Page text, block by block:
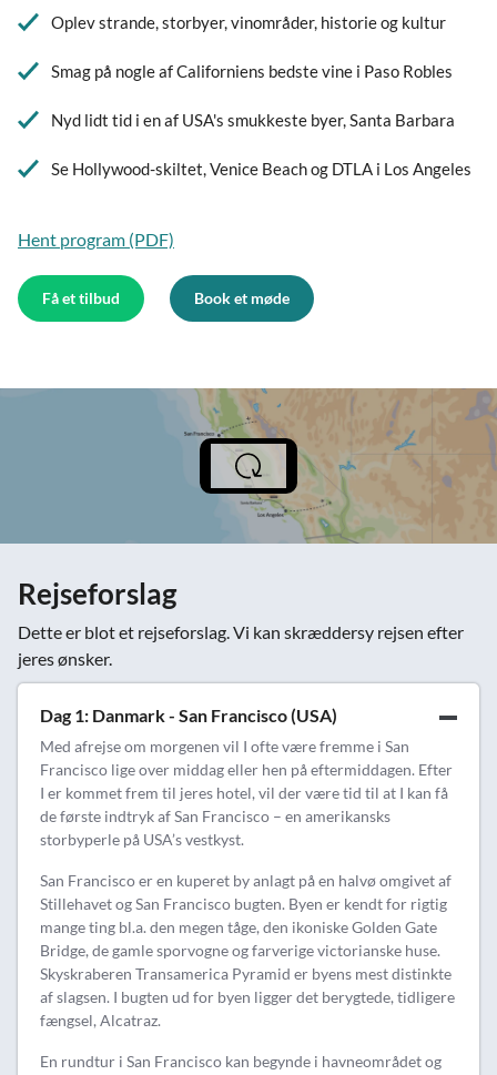
Oplev strande, storbyer, vinområder, historie og kultur
Smag på nogle af Californiens bedste vine i Paso Robles
Nyd lidt tid i en af USA's smukkeste byer, Santa Barbara
Se Hollywood-skiltet, Venice Beach og DTLA i Los Angeles
Hent program (PDF)
Få et tilbud Book et møde
Rejseforslag
Dette er blot et rejseforslag. Vi kan skræddersy rejsen efter
jeres ønsker.
Dag 1: Danmark - San Francisco (USA)
Med afrejse om morgenen vil I ofte være fremme i San
Francisco lige over middag eller hen på eftermiddagen. Efter
I er kommet frem til jeres hotel, vil der være tid til at I kan få
de første indtryk af San Francisco – en amerikansks
storbyperle på USA’s vestkyst.
San Francisco er en kuperet by anlagt på en halvø omgivet af
Stillehavet og San Francisco bugten. Byen er kendt for rigtig
mange ting bl.a. den megen tåge, den ikoniske Golden Gate
Bridge, de gamle sporvogne og farverige victorianske huse.
Skyskraberen Transamerica Pyramid er byens mest distinkte
af slagsen. I bugten ud for byen ligger det berygtede, tidligere
fængsel, Alcatraz.
En rundtur i San Francisco kan begynde i havneområdet og